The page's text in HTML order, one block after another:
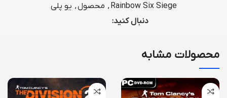
Rainbow Six Siege
, محصول, یو پلی
دنبال کنید:
محصولات مشابه